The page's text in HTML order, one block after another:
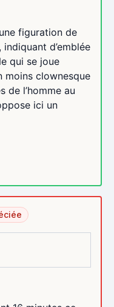
figuration de
d’emblée
qui se joue
moins clownesque
de l’homme au
ici un